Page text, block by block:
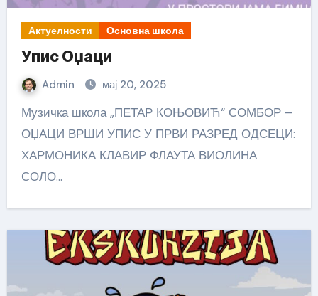
Актуелности Основна школа
Упис Оџаци
Admin мај 20, 2025
Музичка школа „ПЕТАР КОЊОВИЋ“ СОМБОР –
ОЏАЦИ ВРШИ УПИС У ПРВИ РАЗРЕД ОДСЕЦИ:
ХАРМОНИКА КЛАВИР ФЛАУТА ВИОЛИНА
СОЛО…